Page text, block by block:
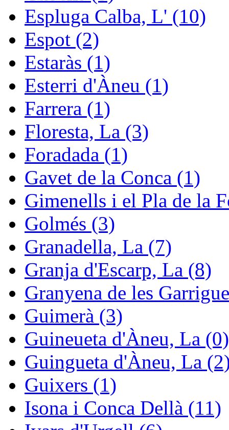
Espluga Calba, L' (10)
Espot (2)
Estaràs (1)
Esterri d'Àneu (1)
Farrera (1)
Floresta, La (3)
Foradada (1)
Gavet de la Conca (1)
Gimenells i el Pla de la
Golmés (3)
Granadella, La (7)
Granja d'Escarp, La (8)
Granyena de les
Guimerà (3)
Guineueta d'Àneu, La (0)
Guingueta d'Àneu, La
Guixers (1)
Isona i Conca Dellà (11)